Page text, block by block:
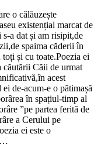
o călăuzește
existențial marcat de
a dat și am risipit,de
spaima căderii în
și cu toate.Poezia ei
căutării Căii de urmat
acest
de-acum-e o pătimașă
în spațiul-timp al
”pe partea ferită de
a Cerului pe
ei este o